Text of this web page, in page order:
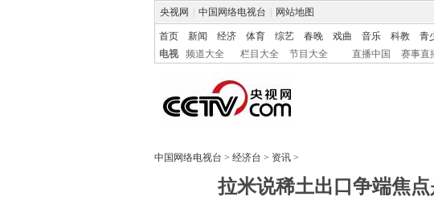
央视网 中国网络电视台 网站地图
首页 新闻 经济 体育 综艺 春晚 戏曲 音乐 科教 青
电视
频道大全 栏目大全 节目大全 直播中国 赛事直
中国网络电视台 > 经济台 > 资讯 >
拉米说稀土出口争端焦